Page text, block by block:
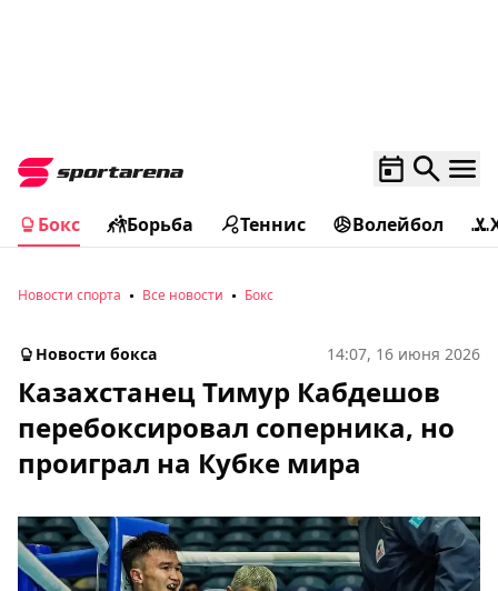
Бокс Борьба Теннис Волейбол
Новости спорта Все новости Бокс
Новости бокса 14:07, 16 июня 2026
Казахстанец Тимур Кабдешов
перебоксировал соперника, но
проиграл на Кубке мира